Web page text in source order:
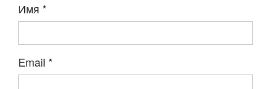
Имя *
Email *